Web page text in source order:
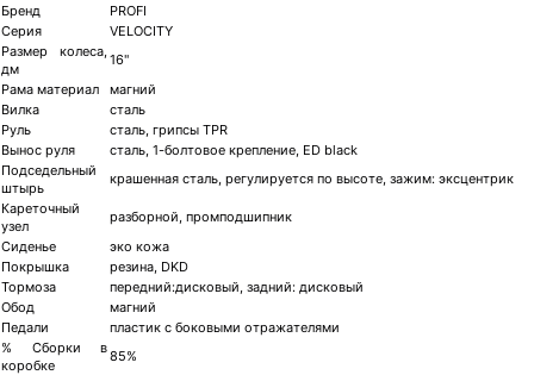
Бренд
PROFI
Серия
VELOCITY
Размер колеса,
дм
16"
Рама материал
магний
Вилка
сталь
Руль
сталь, грипсы TPR
Вынос руля
сталь, 1-болтовое крепление, ED black
Подседельный
штырь
крашенная сталь, регулируется по высоте, зажим: эксцентрик
Кареточный
узел
разборной, промподшипник
Сиденье
эко кожа
Покрышка
резина, DKD
Тормоза
передний:дисковый, задний: дисковый
Обод
магний
Педали
пластик с боковыми отражателями
% Сборки в
коробке
85%